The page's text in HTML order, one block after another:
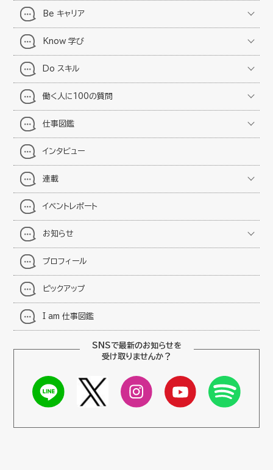
Be キャリア
Know 学び
Do スキル
働く人に100の質問
仕事図鑑
インタビュー
連載
イベントレポート
お知らせ
プロフィール
ピックアップ
I am 仕事図鑑
SNSで最新のお知らせを
受け取りませんか？